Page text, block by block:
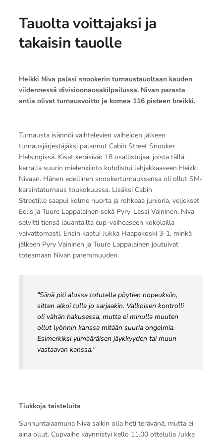
Tauolta voittajaksi ja
takaisin tauolle
Heikki Niva palasi snookerin turnaustauoltaan kauden
viidennessä divisioonaosakilpailussa. Nivan parasta
antia olivat turnausvoitto ja komea 116 pisteen breikki.
Turnausta isännöi vaihtelevien vaiheiden jälkeen
turnausjärjestäjäksi palannut Cabin Street Snooker
Helsingissä. Kisat keräsivät 18 osallistujaa, joista tällä
kerralla suurin mielenkiinto kohdistui lahjakkaaseen Heikki
Nivaan. Hänen edellinen snookerturnauksensa oli ollut SM-
karsintaturnaus toukokuussa. Lisäksi Cabin
Streetille saapui kolme nuorta ja rohkeaa junioria, veljekset
Eelis ja Tuure Lappalainen sekä Pyry-Lassi Vaininen. Niva
selvitti tiensä lauantailta cup-vaiheeseen kokolailla
vaivattomasti. Ensin kaatui Jukka Haapakoski 3-1, minkä
jälkeen Pyry Vaininen ja Tuure Lappalainen joutuivat
toteamaan Nivan paremmuuden.
"Siinä piti alussa totutella pöytien nopeuksiin,
sitten alkoi tulla jo sarjaakin. Valkoisen kontrolli
oli vähän hakusessa, mutta ei minulla muuten
ollut lyönnin kanssa mitään suuria ongelmia.
Esimerkiksi ylimääräisen jäykkyyden tai muun
vastaavan kanssa."
Tiukkoja taisteluita
Sunnuntaiaamuna Niva saikin olla heti terävänä, mutta ei
aina ollut. Cupvaihe käynnistyi kello 11.00 ottelulla Jukka